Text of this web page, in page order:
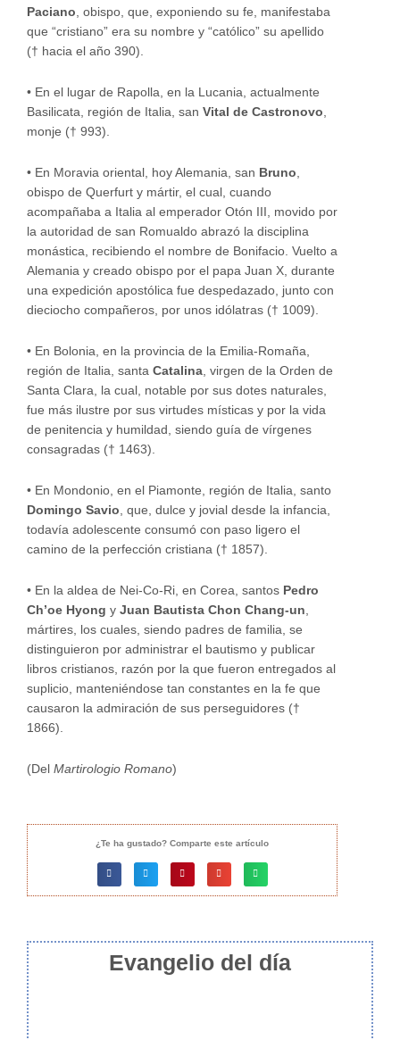
Paciano , obispo, que, exponiendo su fe, manifestaba
que “cristiano” era su nombre y “católico” su apellido
(† hacia el año 390).
• En el lugar de Rapolla, en la Lucania, actualmente
Basilicata, región de Italia, san Vital de Castronovo
monje († 993).
• En Moravia oriental, hoy Alemania, san Bruno
obispo de Querfurt y mártir, el cual, cuando
acompañaba a Italia al emperador Otón III, movido por
la autoridad de san Romualdo abrazó la disciplina
monástica, recibiendo el nombre de Bonifacio. Vuelto a
Alemania y creado obispo por el papa Juan X, durante
una expedición apostólica fue despedazado, junto con
dieciocho compañeros, por unos idólatras († 1009).
• En Bolonia, en la provincia de la Emilia-Romaña,
región de Italia, santa Catalina , virgen de la Orden de
Santa Clara, la cual, notable por sus dotes naturales,
fue más ilustre por sus virtudes místicas y por la vida
de penitencia y humildad, siendo guía de vírgenes
consagradas († 1463).
• En Mondonio, en el Piamonte, región de Italia, santo
Domingo Savio , que, dulce y jovial desde la infancia,
todavía adolescente consumó con paso ligero el
camino de la perfección cristiana († 1857).
• En la aldea de Nei-Co-Ri, en Corea, santos Pedro
Ch’oe Hyong y Juan Bautista Chon Chang-un
mártires, los cuales, siendo padres de familia, se
distinguieron por administrar el bautismo y publicar
libros cristianos, razón por la que fueron entregados al
suplicio, manteniéndose tan constantes en la fe que
causaron la admiración de sus perseguidores (†
1866).
(Del Martirologio Romano)
¿Te ha gustado? Comparte este artículo
Evangelio del día